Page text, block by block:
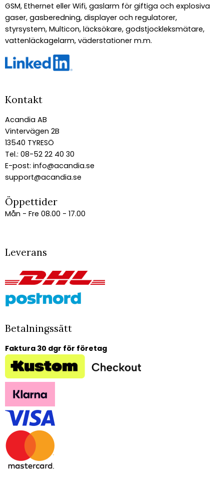
GSM, Ethernet eller Wifi, gaslarm för giftiga och explosiva
gaser, gasberedning, displayer och regulatorer,
styrsystem, Multicon, läcksökare, godstjockleksmätare,
vattenläckagelarm, väderstationer m.m.
Kontakt
Acandia AB
Vintervägen 2B
13540 TYRESÖ
Tel.: 08-52 22 40 30
E-post: info@acandia.se
support@acandia.se
Öppettider
Mån - Fre 08.00 - 17.00
Leverans
Betalningssätt
Faktura 30 dgr för företag